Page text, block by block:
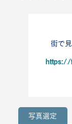
街で見
https://
写真選定